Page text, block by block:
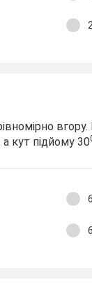
кут підйому 30